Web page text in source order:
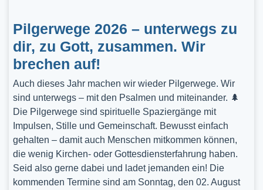
Pilgerwege 2026 – unterwegs zu
dir, zu Gott, zusammen. Wir
brechen auf!
Auch dieses Jahr machen wir wieder Pilgerwege. Wir
sind unterwegs – mit den Psalmen und miteinander. 🌲
Die Pilgerwege sind spirituelle Spaziergänge mit
Impulsen, Stille und Gemeinschaft. Bewusst einfach
gehalten – damit auch Menschen mitkommen können,
die wenig Kirchen- oder Gottesdiensterfahrung haben.
Seid also gerne dabei und ladet jemanden ein! Die
kommenden Termine sind am Sonntag, den 02. August